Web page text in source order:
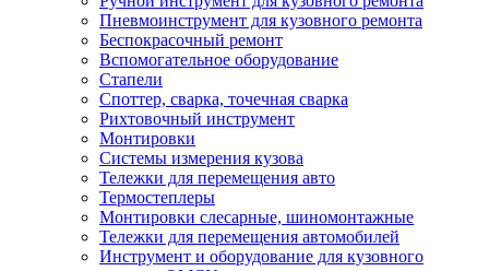
Пневмоинструмент для кузовного ремонта
Беспокрасочный ремонт
Вспомогательное оборудование
Стапели
Споттер, сварка, точечная сварка
Рихтовочный инструмент
Монтировки
Системы измерения кузова
Тележки для перемещения авто
Термостеплеры
Монтировки слесарные, шиномонтажные
Тележки для перемещения автомобилей
Инструмент и оборудование для кузовного